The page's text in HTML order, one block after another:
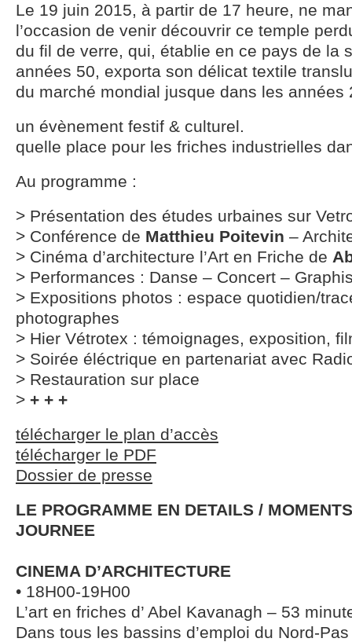
Le 19 juin 2015, à partir de 17 heure, ne
l’occasion de venir découvrir ce temple
du fil de verre, qui, établie en ce pays de la
années 50, exporta son délicat textile
du marché mondial jusque dans les années
un évènement festif & culturel.
quelle place pour les friches industrielles
Au programme :
> Présentation des études urbaines sur
> Conférence de Matthieu Poitevin –
> Cinéma d’architecture l’Art en Friche de
> Performances : Danse – Concert –
> Expositions photos : espace quotidien/
photographes
> Hier Vétrotex : témoignages, exposition,
> Soirée éléctrique en partenariat avec
> Restauration sur place
> + + +
télécharger le plan d’accès
télécharger le PDF
Dossier de presse
LE PROGRAMME EN DETAILS /
JOURNEE
CINEMA D’ARCHITECTURE
• 18H00-19H00
L’art en friches d’ Abel Kavanagh – 53
Dans tous les bassins d’emploi du Nord-